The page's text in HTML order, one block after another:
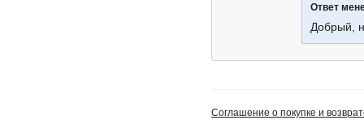
Ответ
Добрый,
Соглашение о покупке и